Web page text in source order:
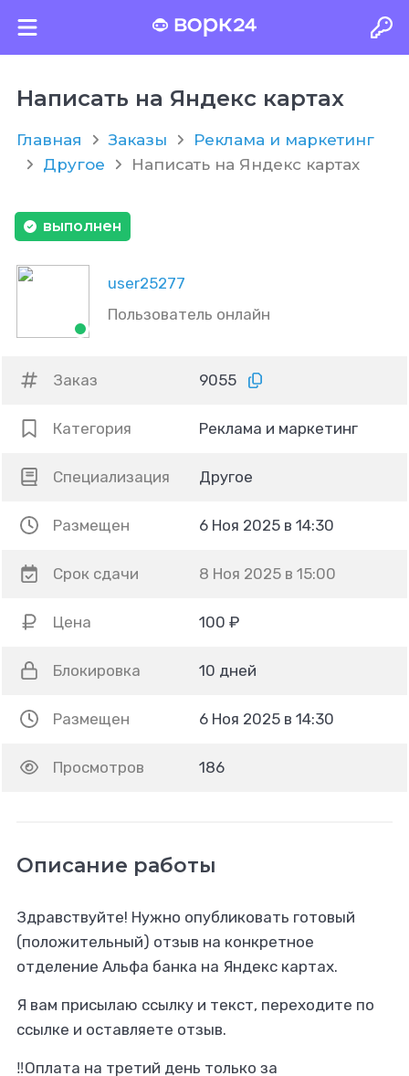
Написать на Яндекс картах
Главная Заказы
Реклама и маркетинг
Другое
Написать на Яндекс картах
user25277
Пользователь онлайн
выполнен
Заказ 9055
Категория Реклама и маркетинг
Специализация Другое
Размещен 6 Ноя 2025 в 14:30
Срок сдачи 8 Ноя 2025 в 15:00
Цена 100 ₽
Блокировка 10 дней
Размещен 6 Ноя 2025 в 14:30
Просмотров 186
Описание работы
Здравствуйте! Нужно опубликовать готовый
(положительный) отзыв на конкретное
отделение Альфа банка на Яндекс картах.
Я вам присылаю ссылку и текст, переходите по
ссылке и оставляете отзыв.
‼️Оплата на третий день только за